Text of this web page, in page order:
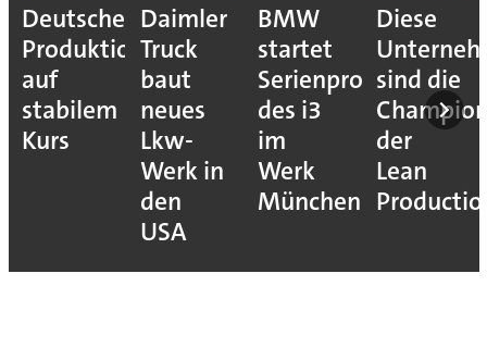
Deutsche
Produktion
auf
stabilem
Kurs
Daimler
Truck
baut
neues
Lkw-
Werk in
den
USA
BMW
startet
Serienproduktion
des i3
im
Werk
München
Diese
sind die
der
Lean